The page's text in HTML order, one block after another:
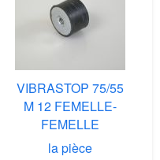
VIBRASTOP 75/55
M 12 FEMELLE-
FEMELLE
la pièce